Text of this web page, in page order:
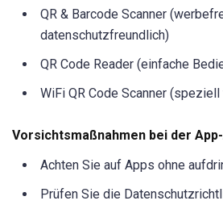
QR & Barcode Scanner
datenschutzfreundlich)
QR Code Reader (einfache
WiFi QR Code Scanner
Vorsichtsmaßnahmen bei der
Achten Sie auf Apps ohne
Prüfen Sie die